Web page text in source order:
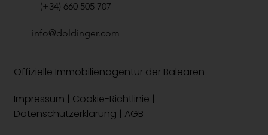
Offizielle Immobilienagentur der Balearen
Impressum | Cookie-Richtlinie |
Datenschutzerklärung | AGB
(+34) 660 505 707
info@doldinger.com